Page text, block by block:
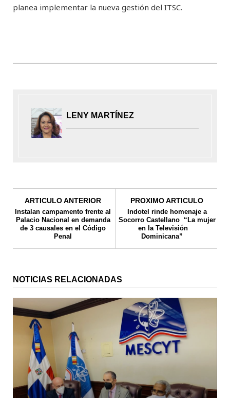
planea implementar la nueva gestión del ITSC.
LENY MARTÍNEZ
ARTICULO ANTERIOR
Instalan campamento frente al
Palacio Nacional en demanda
de 3 causales en el Código
Penal
PROXIMO ARTICULO
Indotel rinde homenaje a
Socorro Castellano “La mujer
en la Televisión
Dominicana”
NOTICIAS RELACIONADAS